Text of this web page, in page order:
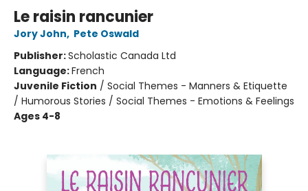
Le raisin rancunier
Jory John, Pete Oswald
Publisher:Scholastic Canada Ltd
Language:French
Juvenile Fiction / Social Themes - Manners & Etiquette
/ Humorous Stories / Social Themes - Emotions & Feelings
Ages 4-8